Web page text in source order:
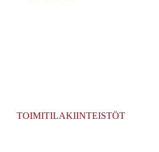
TOIMITILAKIINTEISTÖT